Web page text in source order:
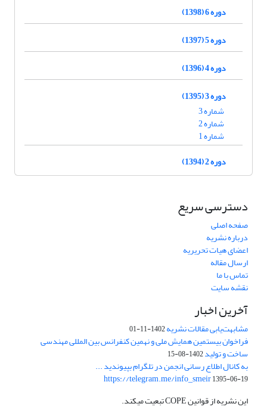
دوره 6 (1398)
دوره 5 (1397)
دوره 4 (1396)
دوره 3 (1395)
شماره 3
شماره 2
شماره 1
دوره 2 (1394)
دسترسی سریع
صفحه اصلی
درباره نشریه
اعضای هیات تحریریه
ارسال مقاله
تماس با ما
نقشه سایت
آخرین اخبار
مشابهت‌یابی مقالات نشریه1402-11-01
فراخوان بیستمین همایش ملی و نهمین کنفرانس بین المللی مهندسی
ساخت و تولید1402-08-15
به کانال اطلاع رسانی انجمن در تلگرام بپیوندید ...
https://telegram.me/info_smeir1395-06-19
این نشریه از قوانین COPE تبعیت میکند.